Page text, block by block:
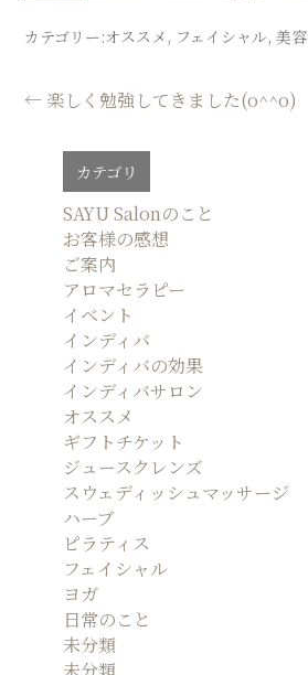
カテゴリー:オススメ , フェイシャル,美容
投
← 楽しく勉強してきました(o^^o)
カテゴリ
SAYU Salonのこと
お客様の感想
ご案内
アロマセラピー
イベント
インディバ
インディバの効果
インディバサロン
オススメ
ギフトチケット
ジュースクレンズ
スウェディッシュマッサージ
ハーブ
ピラティス
フェイシャル
ヨガ
日常のこと
未分類
未分類